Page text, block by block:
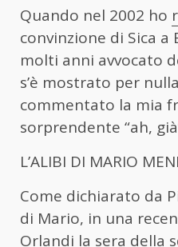
Quando nel 2002 ho
convinzione di Sica a
molti anni avvocato
s’è mostrato per
commentato la mia
sorprendente “ah,
L’ALIBI DI MARIO
Come dichiarato da
di Mario, in una
Orlandi la sera della